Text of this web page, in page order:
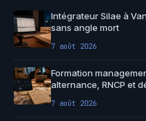
Intégrateur Silae à
sans angle mort
7 août 2026
Formation
alternance, RNCP et
7 août 2026